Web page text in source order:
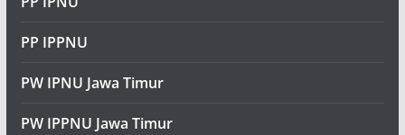
PP IPPNU
PW IPNU Jawa Timur
PW IPPNU Jawa Timur